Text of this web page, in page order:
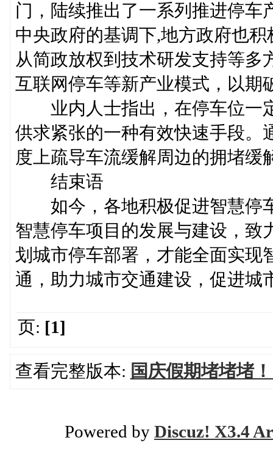
门，陆续推出了一系列推进停车
中央政府的基调下,地方政府也
从简政放权到技术研发支持等多
互联网停车等新产业模式，以期
业内人士指出，在停车位一
供求紧张的一种有效快速手段。
度上疏导车流缓解周边的拥堵缓
结束语
如今，各地积极促进智慧停
智慧停车项目的发展与建设，致
划城市停车部署，才能全面实现
通，助力城市交通建设，促进城
页: [1]
查看完整版本: 国庆假期堵堵堵
Powered by Discuz! X3.4